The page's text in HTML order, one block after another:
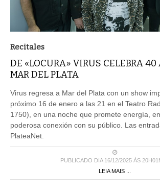
Recitales
DE «LOCURA» VIRUS CELEBRA 40
MAR DEL PLATA
Virus regresa a Mar del Plata con un show
próximo 16 de enero a las 21 en el Teatro
1750), en una noche que promete energía,
poderosa conexión con su público. Las
PlateaNet.
PUBLICADO DIA 16/12/2025 ÀS
LEIA MAIS ...